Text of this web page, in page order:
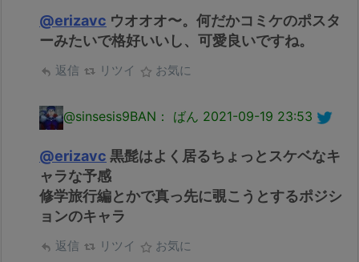
@erizavc ウオオオ〜。何だかコミケのポスタ
ーみたいで格好いいし、可愛良いですね。
返信 リツイ お気に
@sinsesis9BAN： ばん 2021-09-19 23:53
@erizavc 黒髭はよく居るちょっとスケベなキ
ャラな予感
修学旅行編とかで真っ先に覗こうとするポジシ
ョンのキャラ
返信 リツイ お気に